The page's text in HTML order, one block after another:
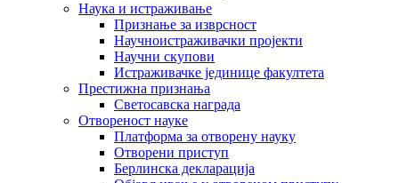
Наука и истраживање
Признање за изврсност
Научноистраживачки пројекти
Научни скупови
Истраживачке јединице факултета
Престижна признања
Светосавска награда
Отвореност науке
Платформа за отворену науку
Отворени приступ
Берлинска декларација